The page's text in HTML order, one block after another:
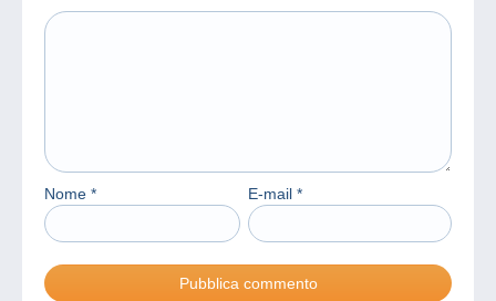
Nome * E-mail *